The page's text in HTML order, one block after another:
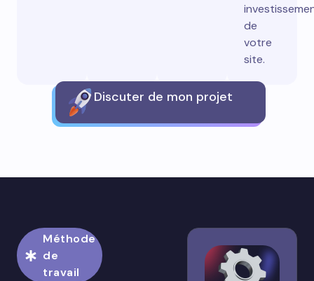
de
votre
site.
Discuter de mon projet
Méthode
de
travail